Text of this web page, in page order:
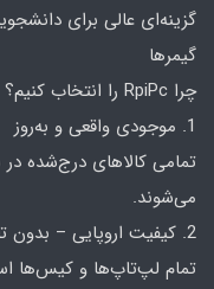
گزینه‌ای عالی برای
گیمرها
چرا RpiPc را انتخاب کنیم؟
1. موجودی واقعی و به‌روز
تمامی کالاهای درج‌شده در
می‌شوند.
2. کیفیت اروپایی – بدون تعمیر